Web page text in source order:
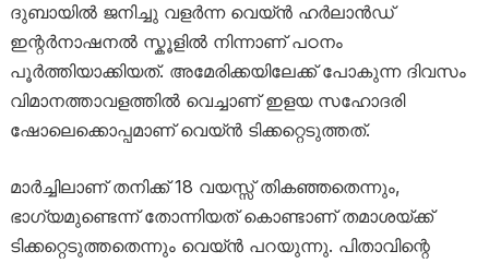
ദുബായിൽ ജനിച്ചു വളർന്ന വെയ്ൻ ഹർലാൻഡ്
ഇന്റർനാഷനൽ സ്കൂളിൽ നിന്നാണ് പഠനം
പൂർത്തിയാക്കിയത്. അമേരിക്കയിലേക്ക് പോകുന്ന ദിവസം
വിമാനത്താവളത്തിൽ വെച്ചാണ് ഇളയ സഹോദരി
ഷോലെക്കൊപ്പമാണ് വെയ്ൻ ടിക്കറ്റെടുത്തത്.
മാർച്ചിലാണ് തനിക്ക് 18 വയസ്സ് തികഞ്ഞതെന്നും,
ഭാഗ്യമുണ്ടെന്ന് തോന്നിയത് കൊണ്ടാണ് തമാശയ്ക്ക്
ടിക്കറ്റെടുത്തതെന്നും വെയ്ൻ പറയുന്നു. പിതാവിന്റെ